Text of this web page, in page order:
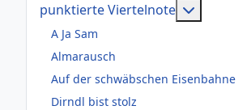
punktierte Viertelnote
A Ja Sam
Almarausch
Auf der schwäbschen Eisenbahne
Dirndl bist stolz